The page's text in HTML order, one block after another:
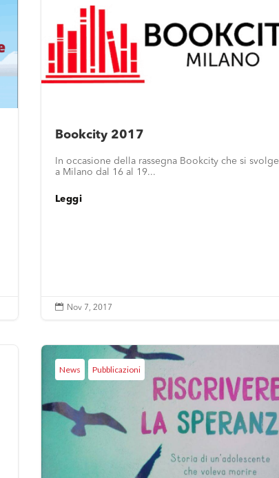
Bookcity 2017
In occasione della rassegna Bookcity che si
a Milano dal 16 al 19...
Leggi
 Nov 7, 2017
News Pubblicazioni